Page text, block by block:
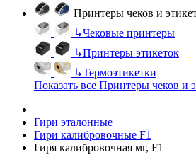
Принтеры чеков и
↳Чековые принтеры
↳Принтеры этикеток
↳Термоэтикетки
Показать все Принтеры чеков и
Гири эталонные
Гири калибровочные F1
Гиря калибровочная мг, F1